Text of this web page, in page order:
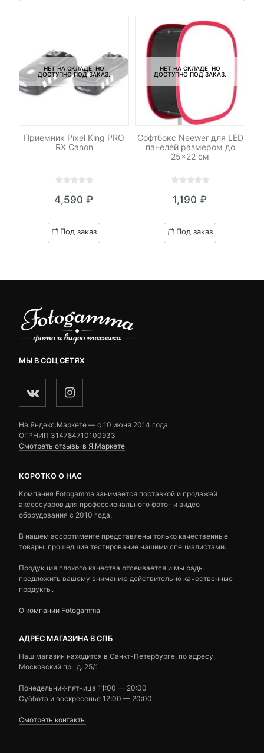
НЕТ НА СКЛАДЕ, НО
ДОСТУПНО ПОД ЗАКАЗ.
Приемник Pixel King PRO
RX Canon
out
based
on
4,590 ₽
Под заказ
НЕТ НА СКЛАДЕ, НО
ДОСТУПНО ПОД ЗАКАЗ.
Софтбокс Neewer для LED
панелей размером до
25×22 см
out
based
on
1,190 ₽
Под заказ
МЫ В СОЦ СЕТЯХ
На Яндекс.Маркете — c 10 июня 2014 года.
ОГРНИП 314784710100933
Смотреть отзывы в Я.Маркете
КОРОТКО О НАС
Компания Fotogamma занимается поставкой и продажей
аксессуаров для профессионального фото- и видео
оборудования с 2010 года.
В нашем ассортименте представлены только качественные
товары, прошедшие тестирование нашими специалистами.
Продукция плохого качества отсеивается и мы рады
предложить вашему вниманию действительно качественные
продукты.
О компании Fotogamma
АДРЕС МАГАЗИНА В СПБ
Наш магазин находится в Санкт-Петербурге, по адресу
Московский пр., д. 25/1
Понедельник-пятница 11:00 — 20:00
Суббота и воскресенье 12:00 — 20:00
Смотреть контакты